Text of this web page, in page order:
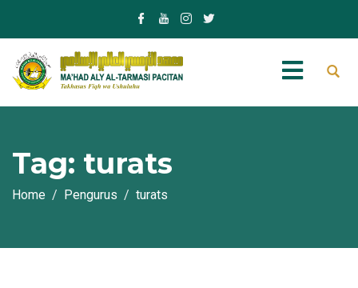
Tag: turats
Home Pengurus turats